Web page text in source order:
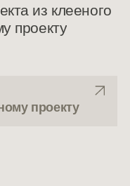
из клееного
проекту
проекту